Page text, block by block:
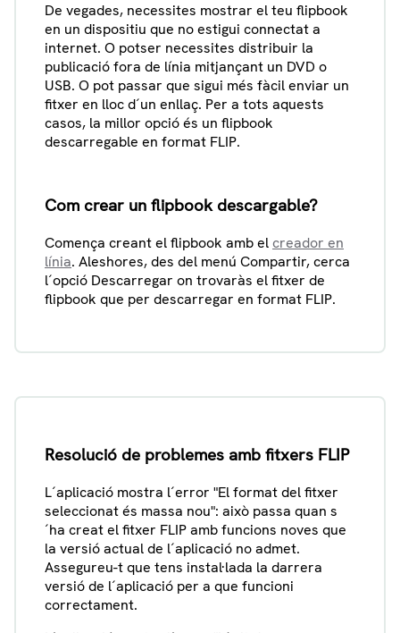
De vegades, necessites mostrar el teu flipbook
en un dispositiu que no estigui connectat a
internet. O potser necessites distribuir la
publicació fora de línia mitjançant un DVD o
USB. O pot passar que sigui més fàcil enviar un
fitxer en lloc d´un enllaç. Per a tots aquests
casos, la millor opció és un flipbook
descarregable en format FLIP.
Com crear un flipbook descargable?
Comença creant el flipbook amb elcreador en
línia. Aleshores, des del menú Compartir, cerca
l´opció Descarregar on trovaràs el fitxer de
flipbook que per descarregar en format FLIP.
Resolució de problemes amb fitxers FLIP
L´aplicació mostra l´error "El format del fitxer
seleccionat és massa nou": això passa quan s
´ha creat el fitxer FLIP amb funcions noves que
la versió actual de l´aplicació no admet.
Assegureu-t que tens instal·lada la darrera
versió de l´aplicació per a que funcioni
correctament.